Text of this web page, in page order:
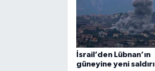
İsrail’den Lübnan’ın
güneyine yeni saldırı